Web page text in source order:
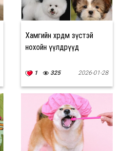
Хамгийн өхөөрдөм зүстэй
нохойн үүлдрүүд
1 325 2026-01-28